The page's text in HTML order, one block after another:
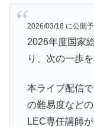
2026/03/18 に公開
2026年度国家
り、次の一歩
本ライブ配信
の難易度など
LEC専任講師